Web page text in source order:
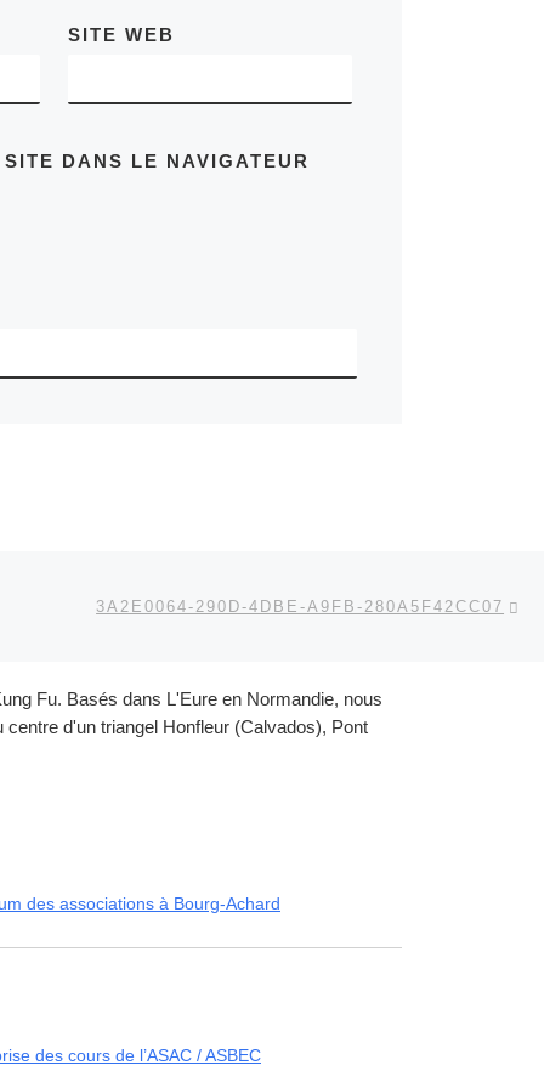
SITE WEB
DANS LE NAVIGATEUR
3A2E0064-290D-4DBE-A9FB-280A5F42CC07
Fu. Basés dans L'Eure en Normandie, nous
d'un triangel Honfleur (Calvados), Pont
des associations à Bourg-Achard
des cours de l’ASAC / ASBEC